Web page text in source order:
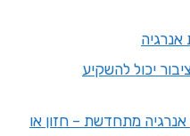
אנרגיה
יכול להשקיע
מתחדשת – חזון או